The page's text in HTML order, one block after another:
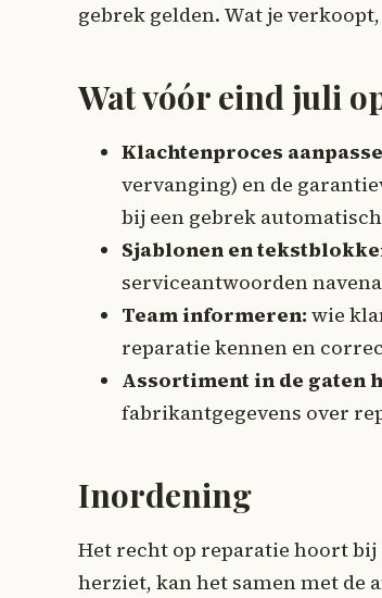
gebrek gelden. Wat je
Wat vóór eind juli
Klachtenproces
vervanging) en de
bij een gebrek
Sjablonen en
serviceantwoorden
Team informeren: wie
reparatie kennen en
Assortiment in de gaten
fabrikantgegevens over
Inordening
Het recht op reparatie hoort bij
herziet, kan het samen met de